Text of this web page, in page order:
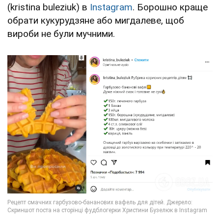
(kristina buleziuk) в Instagram. Борошно краще
обрати кукурудзяне або мигдалеве, щоб
вироби не були мучними.